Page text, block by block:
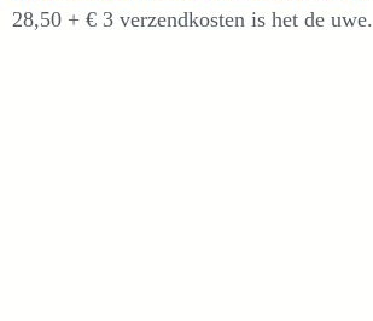
28,50 + € 3 verzendkosten is het de uwe.